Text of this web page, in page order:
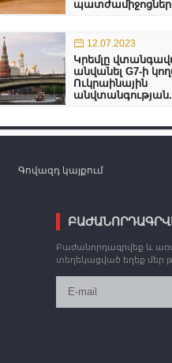
պատժամիջոցներ
12.07.2023
Կրեմլը
անվանել G7-ի
Ուկրաինային
Գովազդ կայքում
Բաժանորդագրվեք և
տեղեկացված եղեք մեր